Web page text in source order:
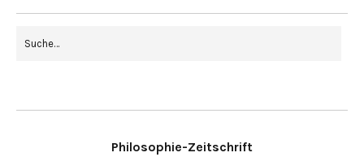
Philosophie-Zeitschrift